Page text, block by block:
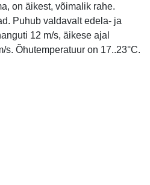
on äikest, võimalik rahe.
Puhub valdavalt edela- ja
12 m/s, äikese ajal
s. Õhutemperatuur on 17..23°C.